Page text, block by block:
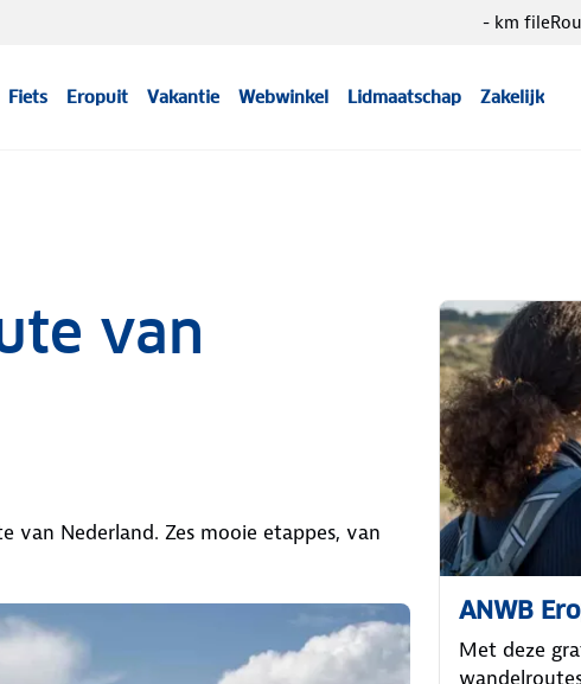
Fiets Eropuit Vakantie Webwinkel Lidmaatschap Zakelijk
- km file
van
van Nederland. Zes mooie etappes, van
ANWB
Met deze